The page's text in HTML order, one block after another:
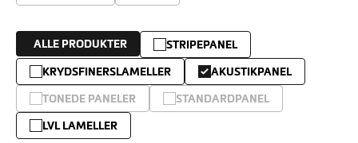
ALLE PRODUKTER
STRIPEPANEL
KRYDSFINERSLAMELLER
AKUSTIKPANEL
TONEDE PANELER
STANDARDPANEL
LVL LAMELLER